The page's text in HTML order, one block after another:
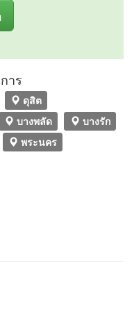
าร
ดุสิต
บางพลัด
บางรัก
พระนคร